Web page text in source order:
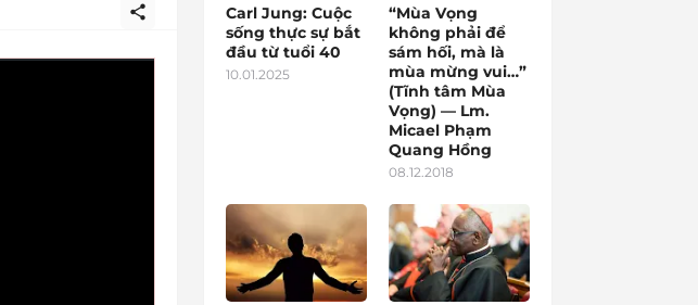
Carl Jung: Cuộc
sống thực sự bắt
đầu từ tuổi 40
10.01.2025
“Mùa Vọng
không phải để
sám hối, mà là
mùa mừng vui…”
(Tĩnh tâm Mùa
Vọng) — Lm.
Micael Phạm
Quang Hồng
08.12.2018